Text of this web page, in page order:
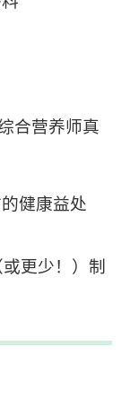
合营养师真
健康益处
更少！）制